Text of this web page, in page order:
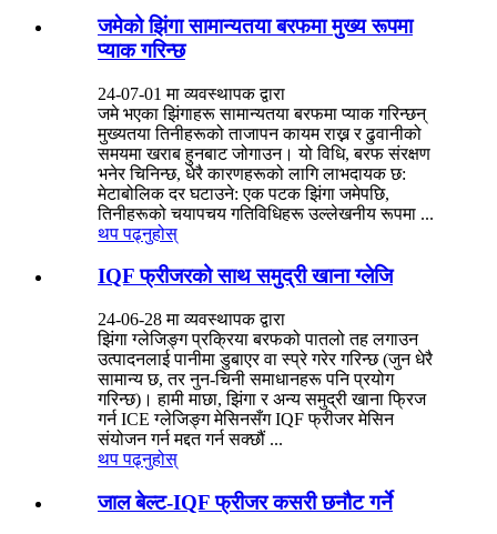
जमेको झिंगा सामान्यतया बरफमा मुख्य रूपमा
प्याक गरिन्छ
24-07-01 मा व्यवस्थापक द्वारा
जमे भएका झिंगाहरू सामान्यतया बरफमा प्याक गरिन्छन्
मुख्यतया तिनीहरूको ताजापन कायम राख्न र ढुवानीको
समयमा खराब हुनबाट जोगाउन। यो विधि, बरफ संरक्षण
भनेर चिनिन्छ, धेरै कारणहरूको लागि लाभदायक छ:
मेटाबोलिक दर घटाउने: एक पटक झिंगा जमेपछि,
तिनीहरूको चयापचय गतिविधिहरू उल्लेखनीय रूपमा ...
थप पढ्नुहोस्
IQF फ्रीजरको साथ समुद्री खाना ग्लेजि
24-06-28 मा व्यवस्थापक द्वारा
झिंगा ग्लेजिङ्ग प्रक्रिया बरफको पातलो तह लगाउन
उत्पादनलाई पानीमा डुबाएर वा स्प्रे गरेर गरिन्छ (जुन धेरै
सामान्य छ, तर नुन-चिनी समाधानहरू पनि प्रयोग
गरिन्छ)। हामी माछा, झिंगा र अन्य समुद्री खाना फ्रिज
गर्न ICE ग्लेजिङ्ग मेसिनसँग IQF फ्रीजर मेसिन
संयोजन गर्न मद्दत गर्न सक्छौं ...
थप पढ्नुहोस्
जाल बेल्ट-IQF फ्रीजर कसरी छनौट गर्ने